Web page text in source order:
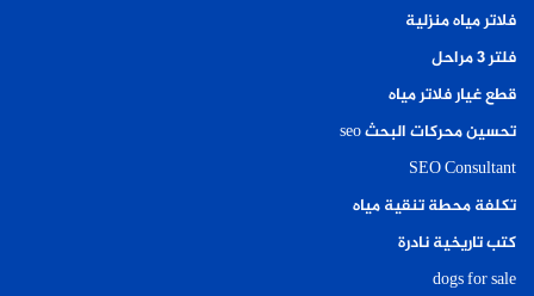
فلاتر مياه منزلية
فلتر ٣ مراحل
قطع غيار فلاتر مياه
تحسين محركات البحث seo
SEO Consultant
تكلفة محطة تنقية مياه
كتب تاريخية نادرة
dogs for sale